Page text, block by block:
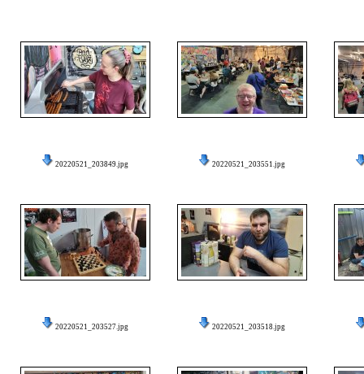
20220521_203849.jpg 20220521_203551.jpg
20220521_203527.jpg 20220521_203518.jpg